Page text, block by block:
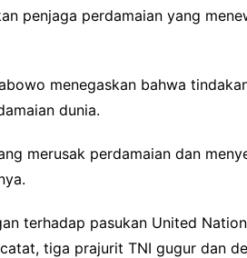
penjaga perdamaian yang
menegaskan bahwa
dunia.
merusak perdamaian dan
terhadap pasukan United
tiga prajurit TNI gugur dan